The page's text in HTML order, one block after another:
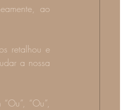
ao
retalhou e
a nossa
“Ou”,